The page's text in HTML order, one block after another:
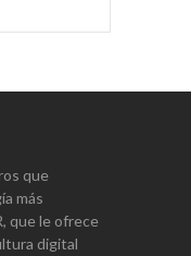
que
más
que le ofrece
digital